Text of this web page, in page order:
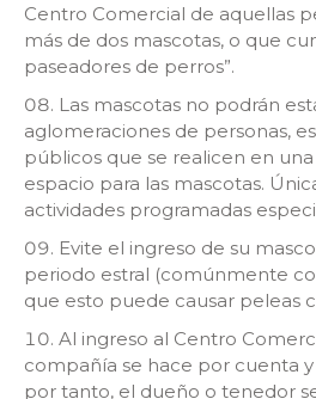
Centro Comercial de aquellas
más de dos mascotas, o que
paseadores de perros”.
Las mascotas no podrán
aglomeraciones de personas,
públicos que se realicen en
espacio para las mascotas.
actividades programadas
Evite el ingreso de su
periodo estral (comúnmente
que esto puede causar peleas
Al ingreso al Centro
compañía se hace por cuenta
por tanto, el dueño o tenedor